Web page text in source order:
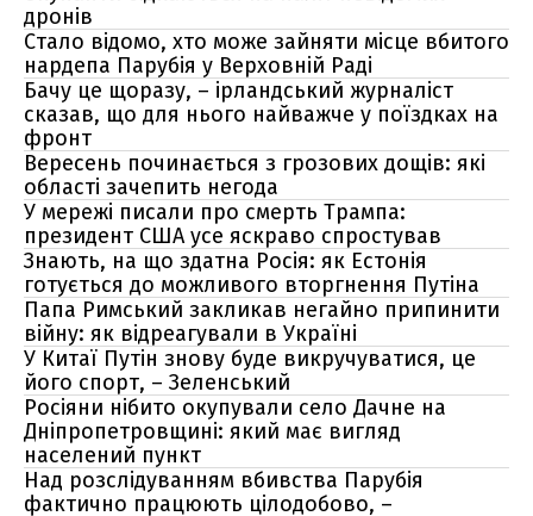
дронів
Стало відомо, хто може зайняти місце вбитого
нардепа Парубія у Верховній Раді
Бачу це щоразу, – ірландський журналіст
сказав, що для нього найважче у поїздках на
фронт
Вересень починається з грозових дощів: які
області зачепить негода
У мережі писали про смерть Трампа:
президент США усе яскраво спростував
Знають, на що здатна Росія: як Естонія
готується до можливого вторгнення Путіна
Папа Римський закликав негайно припинити
війну: як відреагували в Україні
У Китаї Путін знову буде викручуватися, це
його спорт, – Зеленський
Росіяни нібито окупували село Дачне на
Дніпропетровщині: який має вигляд
населений пункт
Над розслідуванням вбивства Парубія
фактично працюють цілодобово, –